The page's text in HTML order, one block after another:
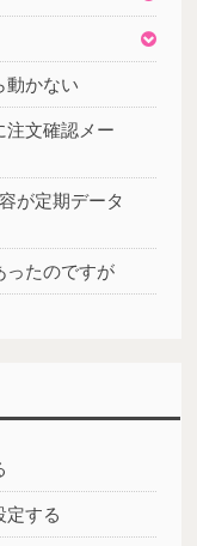
動かない
注文確認メー
が定期データ
ったのですが
定する